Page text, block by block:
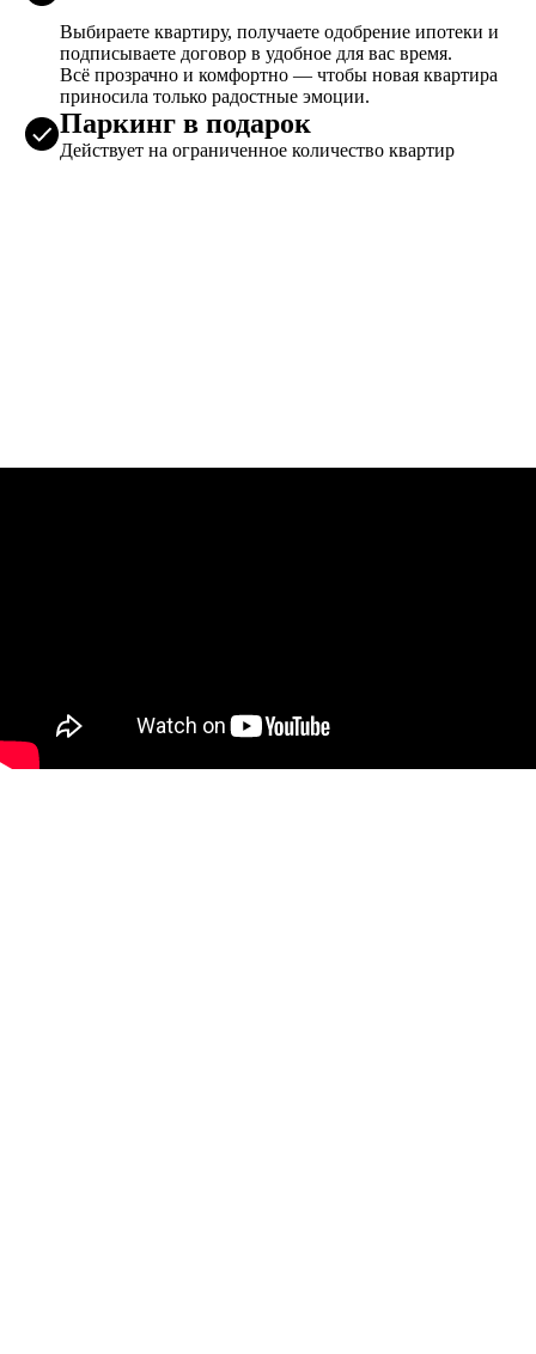
Выбираете квартиру, получаете одобрение ипотеки и
подписываете договор в удобное для вас время.
Всё прозрачно и комфортно — чтобы новая квартира
приносила только радостные эмоции.
Паркинг в подарок
Действует на ограниченное количество квартир